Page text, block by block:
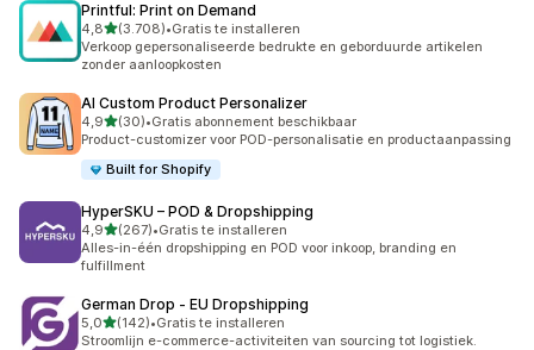
Printful: Print on Demand
4,8van 5 sterren
(3.708)
3708 recensies in totaal
•Gratis te installeren
Verkoop gepersonaliseerde bedrukte en geborduurde artikelen
zonder aanloopkosten
AI Custom Product Personalizer
4,9van 5 sterren
(30)
30 recensies in totaal
•Gratis abonnement beschikbaar
Product-customizer voor POD-personalisatie en productaanpassing
Built for Shopify
HyperSKU – POD & Dropshipping
4,9van 5 sterren
(267)
267 recensies in totaal
•Gratis te installeren
Alles-in-één dropshipping en POD voor inkoop, branding en
fulfillment
German Drop ‑ EU Dropshipping
5,0van 5 sterren
(142)
142 recensies in totaal
•Gratis te installeren
Stroomlijn e-commerce-activiteiten van sourcing tot logistiek.